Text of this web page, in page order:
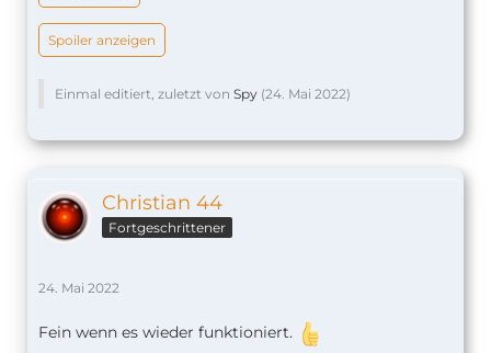
Spoiler anzeigen
Einmal editiert, zuletzt von Spy (24. Mai 2022)
Christian 44
Fortgeschrittener
24. Mai 2022
Fein wenn es wieder funktioniert.